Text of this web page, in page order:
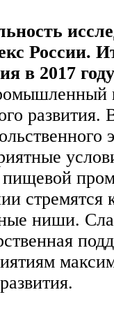
России.
в 2017
развития.
стремятся
ниши.